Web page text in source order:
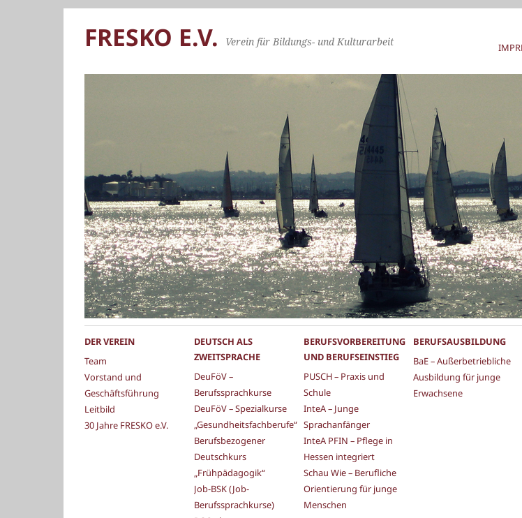
FRESKO E.V. Verein für Bildungs- und Kulturarbeit
DER VEREIN
Team
Vorstand und
Geschäftsführung
Leitbild
30 Jahre FRESKO e.V.
DEUTSCH ALS
ZWEITSPRACHE
DeuFöV –
Berufssprachkurse
DeuFöV – Spezialkurse
„Gesundheitsfachberufe“
Berufsbezogener
Deutschkurs
„Frühpädagogik“
Job-BSK (Job-
Berufssprachkurse)
BERUFSVORBEREITUNG
UND BERUFSEINSTIEG
PUSCH – Praxis und
Schule
InteA – Junge
Sprachanfänger
InteA PFIN – Pflege in
Hessen integriert
Schau Wie – Berufliche
Orientierung für junge
Menschen
BERUFSAUSBILDUNG
BaE – Außerbetriebliche
Ausbildung für junge
Erwachsene